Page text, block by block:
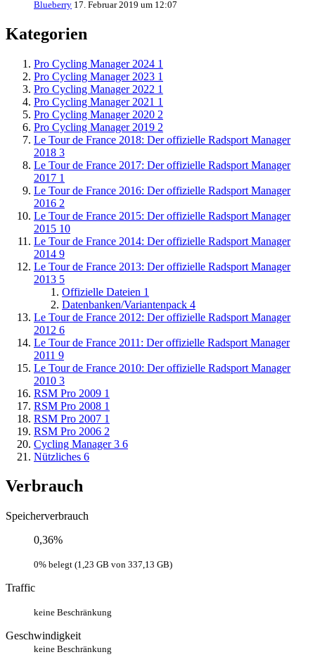
Blueberry 17. Februar 2019 um 12:07
Kategorien
Pro Cycling Manager 2024 1
Pro Cycling Manager 2023 1
Pro Cycling Manager 2022 1
Pro Cycling Manager 2021 1
Pro Cycling Manager 2020 2
Pro Cycling Manager 2019 2
Le Tour de France 2018: Der offizielle Radsport Manager
2018 3
Le Tour de France 2017: Der offizielle Radsport Manager
2017 1
Le Tour de France 2016: Der offizielle Radsport Manager
2016 2
Le Tour de France 2015: Der offizielle Radsport Manager
2015 10
Le Tour de France 2014: Der offizielle Radsport Manager
2014 9
Le Tour de France 2013: Der offizielle Radsport Manager
2013 5
Offizielle Dateien 1
Datenbanken/Variantenpack 4
Le Tour de France 2012: Der offizielle Radsport Manager
2012 6
Le Tour de France 2011: Der offizielle Radsport Manager
2011 9
Le Tour de France 2010: Der offizielle Radsport Manager
2010 3
RSM Pro 2009 1
RSM Pro 2008 1
RSM Pro 2007 1
RSM Pro 2006 2
Cycling Manager 3 6
Nützliches 6
Verbrauch
Speicherverbrauch
0,36%
0% belegt (1,23 GB von 337,13 GB)
Traffic
keine Beschränkung
Geschwindigkeit
keine Beschränkung